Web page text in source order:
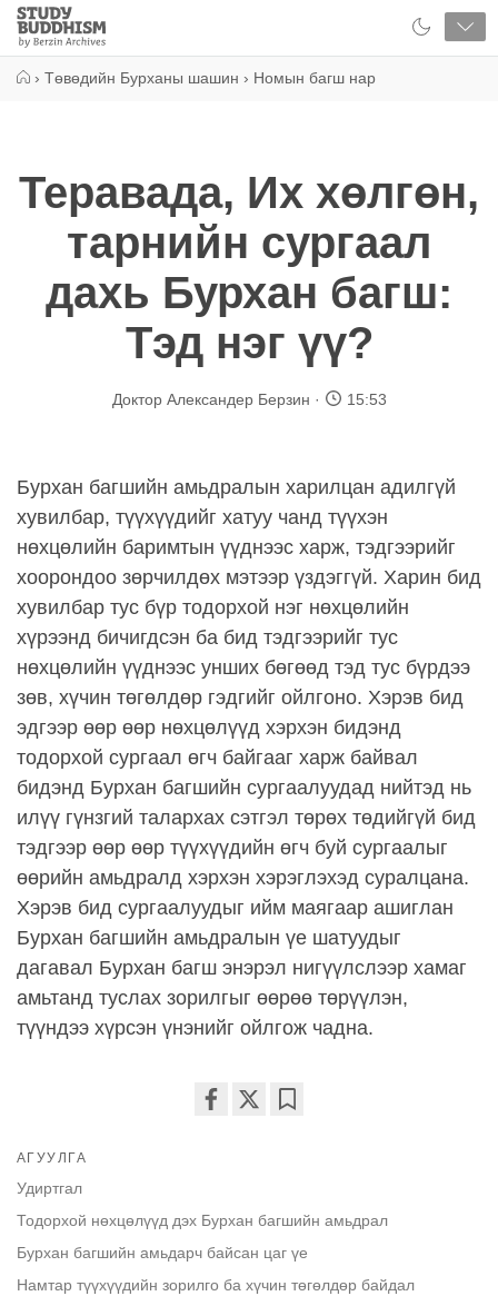
Close
Study
Buddhism
› Төвөдийн Бурханы шашин › Номын багш нар
Теравада, Их хөлгөн,
тарнийн сургаал
дахь Бурхан багш:
Тэд нэг үү?
Доктор Александер Берзин 15:53
Бурхан багшийн амьдралын харилцан адилгүй
хувилбар, түүхүүдийг хатуу чанд түүхэн
нөхцөлийн баримтын үүднээс харж, тэдгээрийг
хоорондоо зөрчилдөх мэтээр үздэггүй. Харин бид
хувилбар тус бүр тодорхой нэг нөхцөлийн
хүрээнд бичигдсэн ба бид тэдгээрийг тус
нөхцөлийн үүднээс унших бөгөөд тэд тус бүрдээ
зөв, хүчин төгөлдөр гэдгийг ойлгоно. Хэрэв бид
эдгээр өөр өөр нөхцөлүүд хэрхэн бидэнд
тодорхой сургаал өгч байгааг харж байвал
бидэнд Бурхан багшийн сургаалуудад нийтэд нь
илүү гүнзгий талархах сэтгэл төрөх төдийгүй бид
тэдгээр өөр өөр түүхүүдийн өгч буй сургаалыг
өөрийн амьдралд хэрхэн хэрэглэхэд суралцана.
Хэрэв бид сургаалуудыг ийм маягаар ашиглан
Бурхан багшийн амьдралын үе шатуудыг
дагавал Бурхан багш энэрэл нигүүлслээр хамаг
амьтанд туслах зорилгыг өөрөө төрүүлэн,
түүндээ хүрсэн үнэнийг ойлгож чадна.
АГУУЛГА
Удиртгал
Тодорхой нөхцөлүүд дэх Бурхан багшийн амьдрал
Бурхан багшийн амьдарч байсан цаг үе
Намтар түүхүүдийн зорилго ба хүчин төгөлдөр байдал